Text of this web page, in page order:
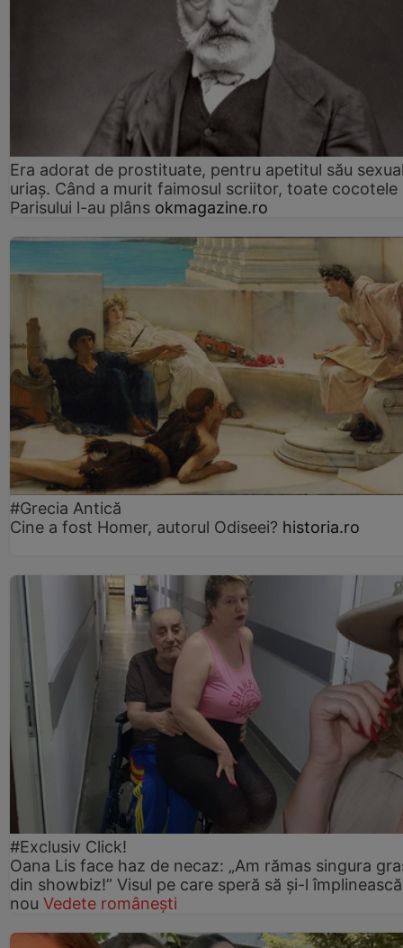
Era adorat de prostituate, pentru apetitul său
uriaș. Când a murit faimosul scriitor, toate cocotele
Parisului l-au plâns okmagazine.ro
#Grecia Antică
Cine a fost Homer, autorul Odiseei? historia.ro
#Exclusiv Click!
Oana Lis face haz de necaz: „Am rămas singura
din showbiz!” Visul pe care speră să și-l
nou Vedete românești